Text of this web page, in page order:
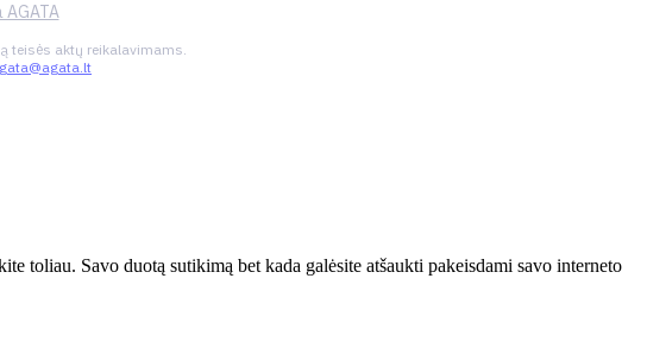
teisės aktų reikalavimams.
toliau. Savo duotą sutikimą bet kada galėsite atšaukti pakeisdami savo interneto